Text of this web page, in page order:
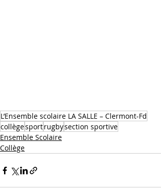
L’Ensemble scolaire LA SALLE – Clermont-Fd
collègesportrugbysection sportive
Ensemble Scolaire
Collège